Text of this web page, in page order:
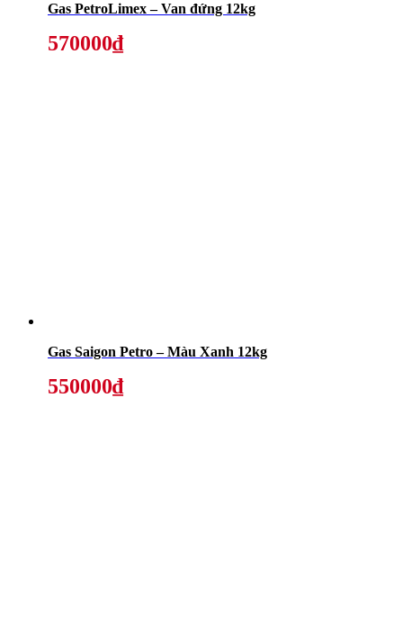
Gas PetroLimex – Van đứng 12kg
570000₫
Gas Saigon Petro – Màu Xanh 12kg
550000₫